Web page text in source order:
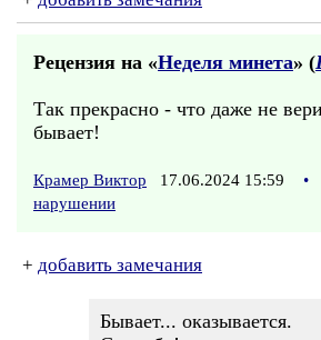
Рецензия на «Неделя минета» (
Так прекрасно - что даже не
бывает!
Крамер Виктор 17.06.2024 15:59 •
нарушении
+ добавить замечания
Бывает... оказывается.